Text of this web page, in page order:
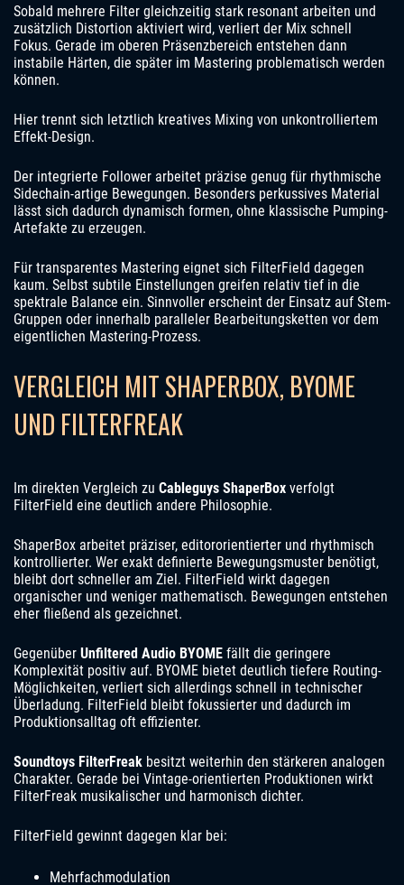
Sobald mehrere Filter gleichzeitig stark resonant arbeiten und
zusätzlich Distortion aktiviert wird, verliert der Mix schnell
Fokus. Gerade im oberen Präsenzbereich entstehen dann
instabile Härten, die später im Mastering problematisch werden
können.
Hier trennt sich letztlich kreatives Mixing von unkontrolliertem
Effekt-Design.
Der integrierte Follower arbeitet präzise genug für rhythmische
Sidechain-artige Bewegungen. Besonders perkussives Material
lässt sich dadurch dynamisch formen, ohne klassische Pumping-
Artefakte zu erzeugen.
Für transparentes Mastering eignet sich FilterField dagegen
kaum. Selbst subtile Einstellungen greifen relativ tief in die
spektrale Balance ein. Sinnvoller erscheint der Einsatz auf Stem-
Gruppen oder innerhalb paralleler Bearbeitungsketten vor dem
eigentlichen Mastering-Prozess.
VERGLEICH MIT SHAPERBOX, BYOME
UND FILTERFREAK
Im direkten Vergleich zu Cableguys ShaperBox verfolgt
FilterField eine deutlich andere Philosophie.
ShaperBox arbeitet präziser, editororientierter und rhythmisch
kontrollierter. Wer exakt definierte Bewegungsmuster benötigt,
bleibt dort schneller am Ziel. FilterField wirkt dagegen
organischer und weniger mathematisch. Bewegungen entstehen
eher fließend als gezeichnet.
Gegenüber Unfiltered Audio BYOME fällt die geringere
Komplexität positiv auf. BYOME bietet deutlich tiefere Routing-
Möglichkeiten, verliert sich allerdings schnell in technischer
Überladung. FilterField bleibt fokussierter und dadurch im
Produktionsalltag oft effizienter.
Soundtoys FilterFreak besitzt weiterhin den stärkeren analogen
Charakter. Gerade bei Vintage-orientierten Produktionen wirkt
FilterFreak musikalischer und harmonisch dichter.
FilterField gewinnt dagegen klar bei:
Mehrfachmodulation